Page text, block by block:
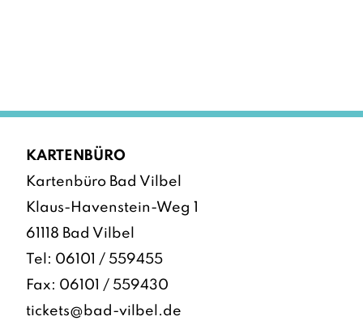
KARTENBÜRO
Kartenbüro Bad Vilbel
Klaus-Havenstein-Weg 1
61118 Bad Vilbel
Tel: 06101 / 559455
Fax: 06101 / 559430
tickets@bad-vilbel.de